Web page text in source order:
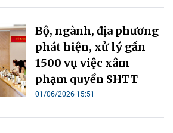
Bộ, ngành, địa phương
phát hiện, xử lý gần
1500 vụ việc xâm
phạm quyền SHTT
01/06/2026 15:51